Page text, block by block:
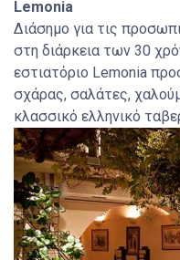
Lemonia
Διάσημο για τις
στη διάρκεια των 30
εστιατόριο Lemonia
σχάρας, σαλάτες,
κλασσικό ελληνικό